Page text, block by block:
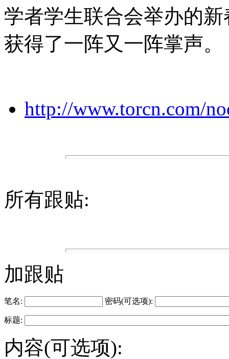
学者学生联合会举办的
获得了一阵又一阵掌声。
http://www.torcn.com/
所有跟贴:
加跟贴
笔名: 密码(可选项):
标题:
内容(可选项):